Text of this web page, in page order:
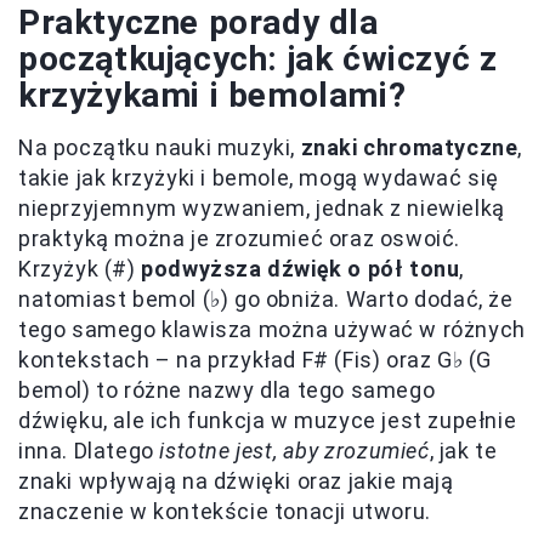
Praktyczne porady dla
początkujących: jak ćwiczyć z
krzyżykami i bemolami?
Na początku nauki muzyki, znaki chromatyczne,
takie jak krzyżyki i bemole, mogą wydawać się
nieprzyjemnym wyzwaniem, jednak z niewielką
praktyką można je zrozumieć oraz oswoić.
Krzyżyk (#) podwyższa dźwięk o pół tonu,
natomiast bemol (♭) go obniża. Warto dodać, że
tego samego klawisza można używać w różnych
kontekstach – na przykład F# (Fis) oraz G♭ (G
bemol) to różne nazwy dla tego samego
dźwięku, ale ich funkcja w muzyce jest zupełnie
inna. Dlategoistotne jest, aby zrozumieć, jak te
znaki wpływają na dźwięki oraz jakie mają
znaczenie w kontekście tonacji utworu.